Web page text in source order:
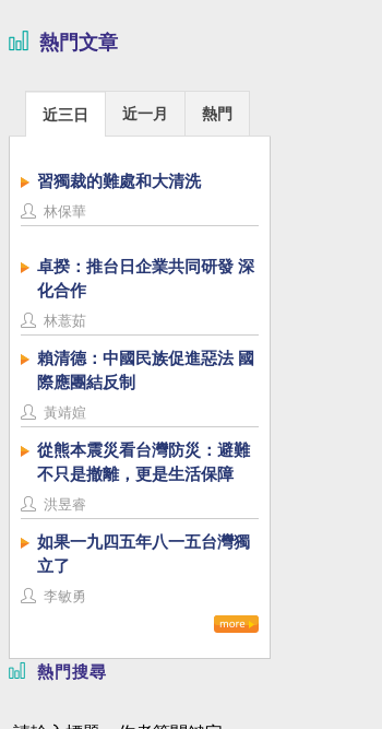
熱門文章
近三日 近一月 熱門
習獨裁的難處和大清洗
林保華
卓揆：推台日企業共同研發 深
化合作
林薏茹
賴清德：中國民族促進惡法 國
際應團結反制
黃靖媗
從熊本震災看台灣防災：避難
不只是撤離，更是生活保障
洪昱睿
如果一九四五年八一五台灣獨
立了
李敏勇
熱門搜尋